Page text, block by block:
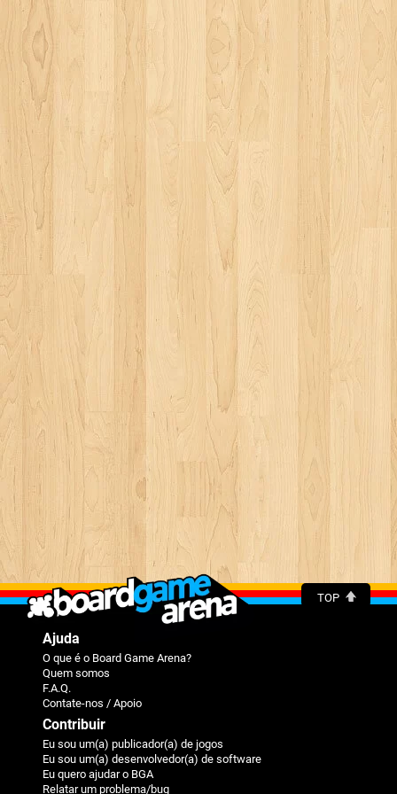
TOP
Ajuda
O que é o Board Game Arena?
Quem somos
F.A.Q.
Contate-nos / Apoio
Contribuir
Eu sou um(a) publicador(a) de jogos
Eu sou um(a) desenvolvedor(a) de software
Eu quero ajudar o BGA
Relatar um problema/bug